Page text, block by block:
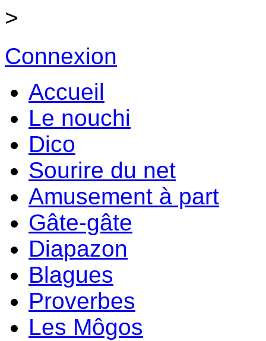
>
Connexion
Accueil
Le nouchi
Dico
Sourire du net
Amusement à part
Gâte-gâte
Diapazon
Blagues
Proverbes
Les Môgos